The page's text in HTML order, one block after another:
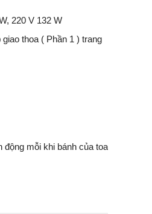
220 V 132 W
thoa ( Phần 1 ) trang
mỗi khi bánh của toa